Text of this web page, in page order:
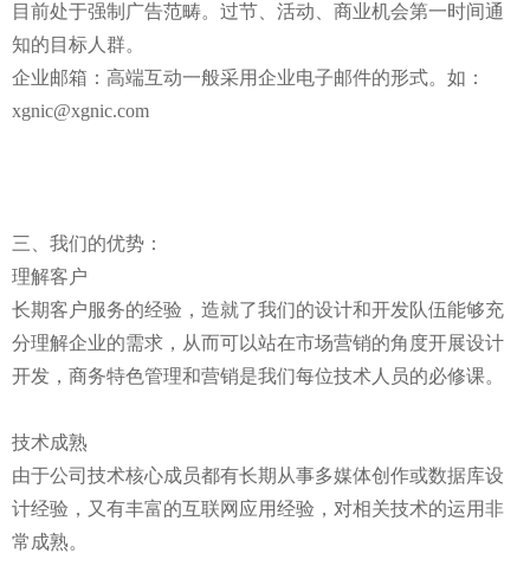
目前处于强制广告范畴。过节、活动、商业机会第一时间通
知的目标人群。
企业邮箱：高端互动一般采用企业电子邮件的形式。如：
xgnic@xgnic.com
三、我们的优势：
理解客户
长期客户服务的经验，造就了我们的设计和开发队伍能够充
分理解企业的需求，从而可以站在市场营销的角度开展设计
开发，商务特色管理和营销是我们每位技术人员的必修课。
技术成熟
由于公司技术核心成员都有长期从事多媒体创作或数据库设
计经验，又有丰富的互联网应用经验，对相关技术的运用非
常成熟。